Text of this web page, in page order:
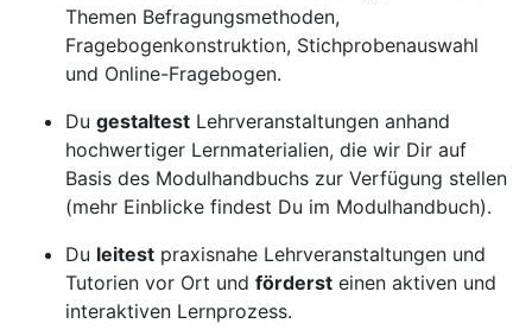
Themen Befragungsmethoden,
Fragebogenkonstruktion, Stichprobenauswahl
und Online-Fragebogen.
Du gestaltest Lehrveranstaltungen anhand
hochwertiger Lernmaterialien, die wir Dir auf
Basis des Modulhandbuchs zur Verfügung stellen
(mehr Einblicke findest Du im Modulhandbuch).
Du leitest praxisnahe Lehrveranstaltungen und
Tutorien vor Ort und förderst einen aktiven und
interaktiven Lernprozess.